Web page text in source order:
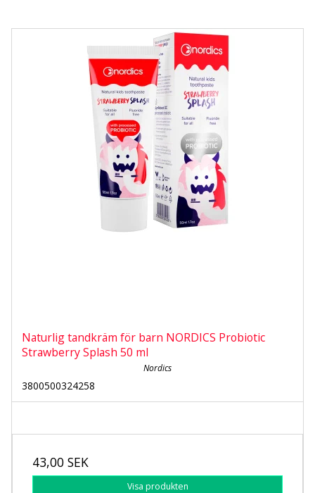
Naturlig tandkräm för barn NORDICS Probiotic
Strawberry Splash 50 ml
Nordics
3800500324258
43,00 SEK
Visa produkten